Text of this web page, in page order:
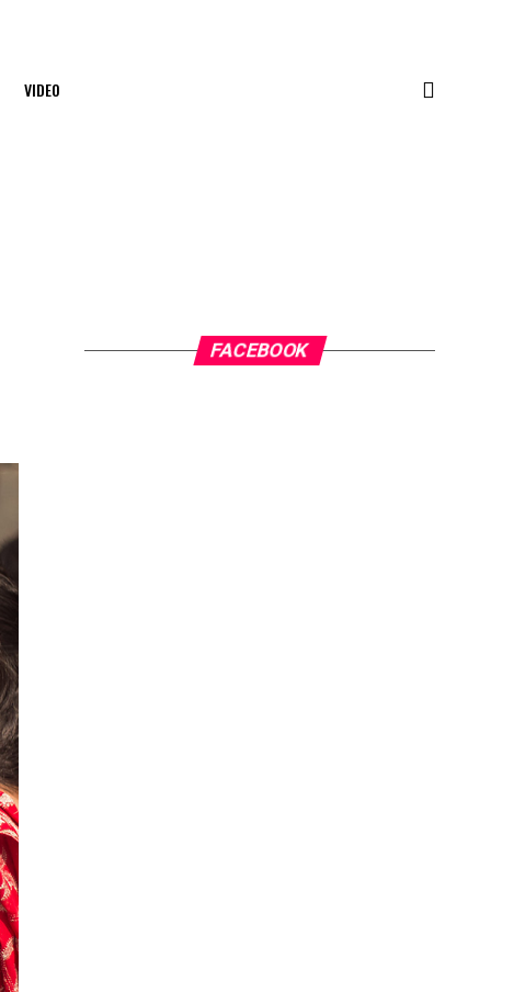
VIDEO
FACEBOOK